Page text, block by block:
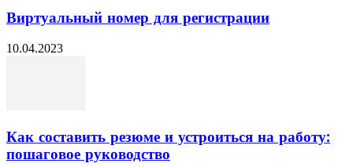
Виртуальный номер для регистрации
10.04.2023
Как составить резюме и устроиться на работу:
пошаговое руководство